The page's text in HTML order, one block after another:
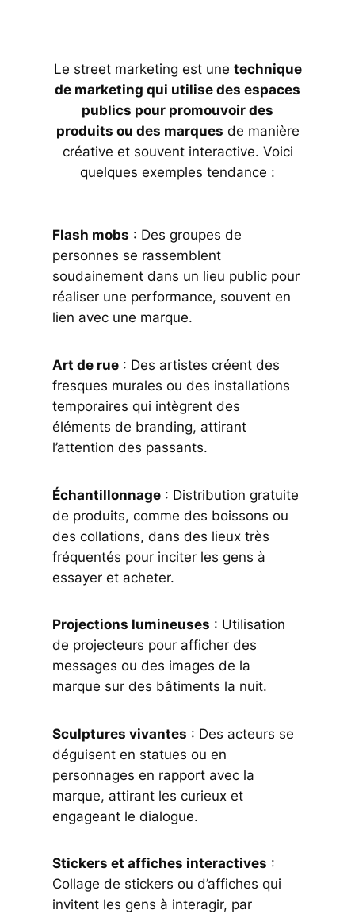
Le street marketing est une technique
de marketing qui utilise des espaces
publics pour promouvoir des
produits ou des marques de manière
créative et souvent interactive. Voici
quelques exemples tendance :
Flash mobs : Des groupes de
personnes se rassemblent
soudainement dans un lieu public pour
réaliser une performance, souvent en
lien avec une marque.
Art de rue : Des artistes créent des
fresques murales ou des installations
temporaires qui intègrent des
éléments de branding, attirant
l’attention des passants.
Échantillonnage : Distribution gratuite
de produits, comme des boissons ou
des collations, dans des lieux très
fréquentés pour inciter les gens à
essayer et acheter.
Projections lumineuses : Utilisation
de projecteurs pour afficher des
messages ou des images de la
marque sur des bâtiments la nuit.
Sculptures vivantes : Des acteurs se
déguisent en statues ou en
personnages en rapport avec la
marque, attirant les curieux et
engageant le dialogue.
Stickers et affiches interactives :
Collage de stickers ou d’affiches qui
invitent les gens à interagir, par